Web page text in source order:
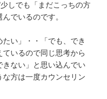
しでも「まだこっちの方
でいるのです。
い」・・「でも、でき
いるので同じ思考から
ない」と思い込んでい
方は一度カウンセリン